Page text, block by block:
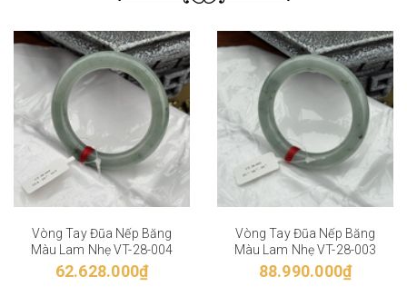
Vòng Tay Đũa Nếp Băng
Màu Lam Nhẹ VT-28-004
62.628.000₫
Vòng Tay Đũa Nếp Băng
Màu Lam Nhẹ VT-28-003
88.990.000₫